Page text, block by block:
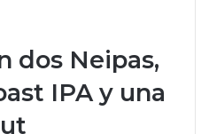
dos Neipas,
IPA y una